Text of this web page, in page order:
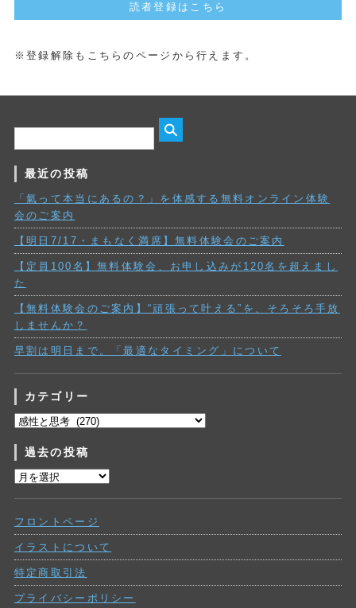
読者登録はこちら
※登録解除もこちらのページから行えます。
最近の投稿
「氣って本当にあるの？」を体感する無料オンライン体験
会のご案内
【明日7/17・まもなく満席】無料体験会のご案内
【定員100名】無料体験会、お申し込みが120名を超えまし
た
【無料体験会のご案内】“頑張って叶える”を、そろそろ手放
しませんか？
早割は明日まで。「最適なタイミング」について
カテゴリー
カ
ゴ
リ
ー
過去の投稿
過
投
稿
フロントページ
イラストについて
特定商取引法
プライバシーポリシー